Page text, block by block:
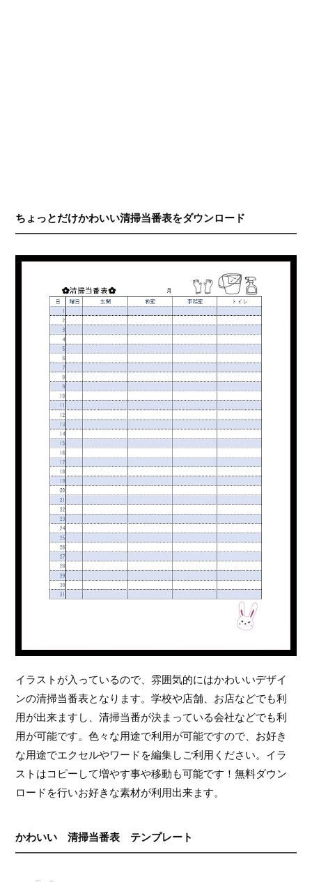
ちょっとだけかわいい清掃当番表をダウンロード
イラストが入っているので、雰囲気的にはかわいいデザイ
ンの清掃当番表となります。学校や店舗、お店などでも利
用が出来ますし、清掃当番が決まっている会社などでも利
用が可能です。色々な用途で利用が可能ですので、お好き
な用途でエクセルやワードを編集しご利用ください。イラ
ストはコピーして増やす事や移動も可能です！無料ダウン
ロードを行いお好きな素材が利用出来ます。
かわいい 清掃当番表 テンプレート